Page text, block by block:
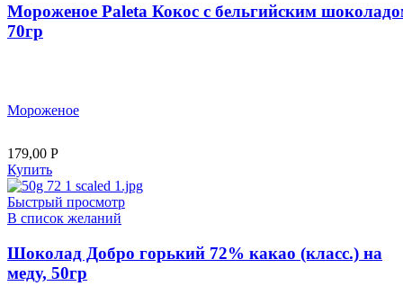
Мороженое Paleta Кокос с бельгийским
70гр
Мороженое
179,00 Р
Купить
Быстрый просмотр
В список желаний
Шоколад Добро горький 72% какао (класс.) на
меду, 50гр